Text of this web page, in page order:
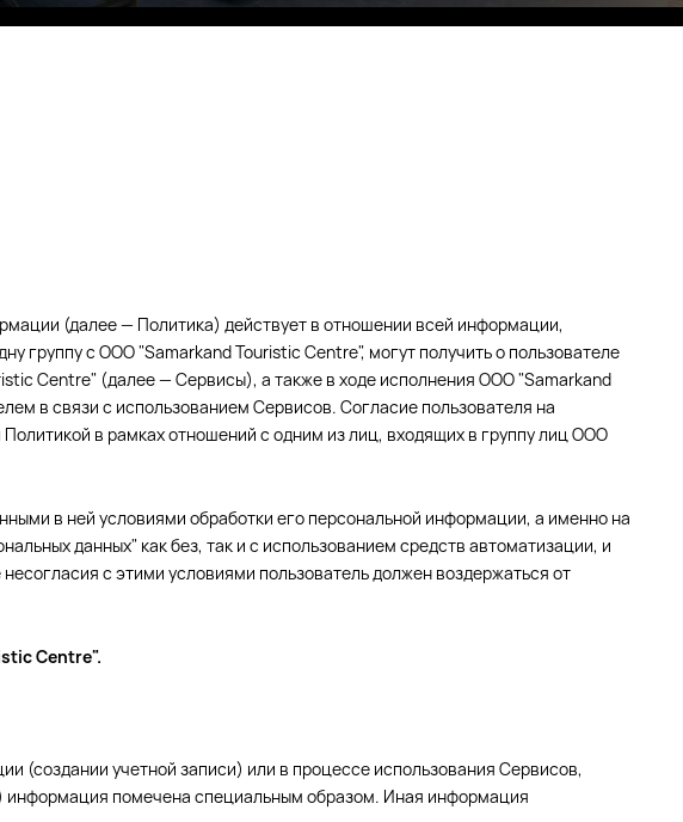
Eco Village
Eco Village Grand
(далее — Политика) действует в отношении всей информации,
с ООО "Samarkand Touristic Centre", могут получить о пользователе
Centre" (далее — Сервисы), а также в ходе исполнения ООО "Samarkand
в связи с использованием Сервисов. Согласие пользователя на
в рамках отношений с одним из лиц, входящих в группу лиц ООО
в ней условиями обработки его персональной информации, а именно на
данных" как без, так и с использованием средств автоматизации, и
с этими условиями пользователь должен воздержаться от
Centre".
(создании учетной записи) или в процессе использования Сервисов,
информация помечена специальным образом. Иная информация